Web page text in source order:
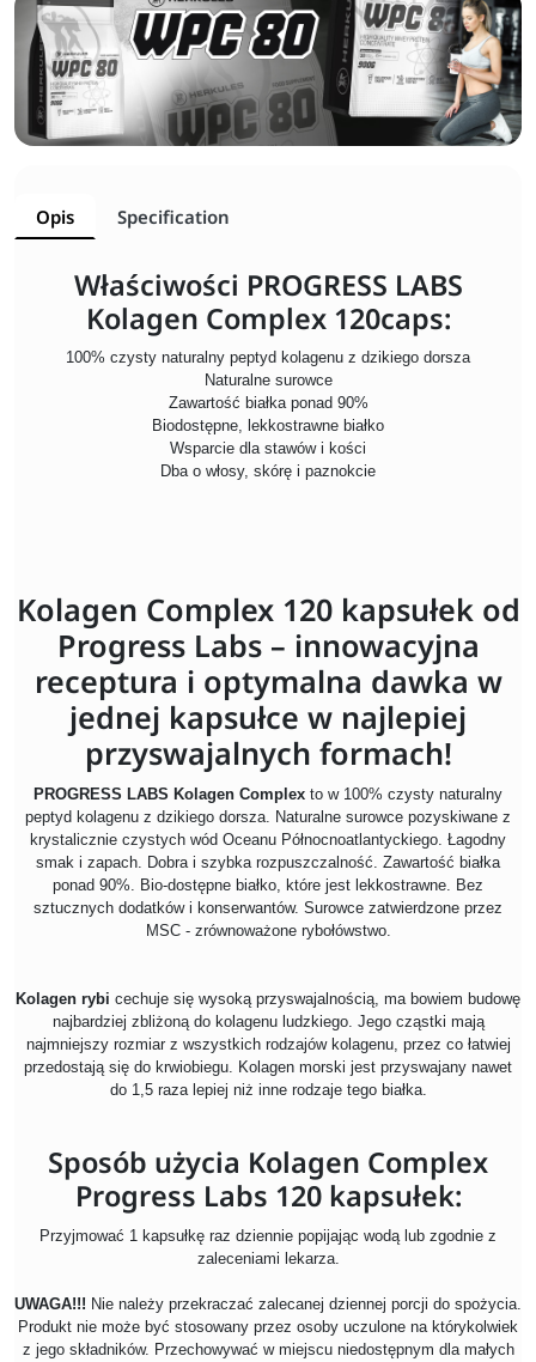
Opis Specification
Właściwości PROGRESS LABS
Kolagen Complex 120caps:
100% czysty naturalny peptyd kolagenu z dzikiego dorsza
Naturalne surowce
Zawartość białka ponad 90%
Biodostępne, lekkostrawne białko
Wsparcie dla stawów i kości
Dba o włosy, skórę i paznokcie
Kolagen Complex 120 kapsułek od
Progress Labs – innowacyjna
receptura i optymalna dawka w
jednej kapsułce w najlepiej
przyswajalnych formach!
PROGRESS LABS Kolagen Complex to w 100% czysty naturalny
peptyd kolagenu z dzikiego dorsza. Naturalne surowce pozyskiwane z
krystalicznie czystych wód Oceanu Północnoatlantyckiego. Łagodny
smak i zapach. Dobra i szybka rozpuszczalność. Zawartość białka
ponad 90%. Bio-dostępne białko, które jest lekkostrawne. Bez
sztucznych dodatków i konserwantów. Surowce zatwierdzone przez
MSC - zrównoważone rybołówstwo.
Kolagen rybi cechuje się wysoką przyswajalnością, ma bowiem budowę
najbardziej zbliżoną do kolagenu ludzkiego. Jego cząstki mają
najmniejszy rozmiar z wszystkich rodzajów kolagenu, przez co łatwiej
przedostają się do krwiobiegu. Kolagen morski jest przyswajany nawet
do 1,5 raza lepiej niż inne rodzaje tego białka.
Sposób użycia Kolagen Complex
Progress Labs 120 kapsułek:
Przyjmować 1 kapsułkę raz dziennie popijając wodą lub zgodnie z
zaleceniami lekarza.
UWAGA!!! Nie należy przekraczać zalecanej dziennej porcji do spożycia.
Produkt nie może być stosowany przez osoby uczulone na którykolwiek
z jego składników. Przechowywać w miejscu niedostępnym dla małych